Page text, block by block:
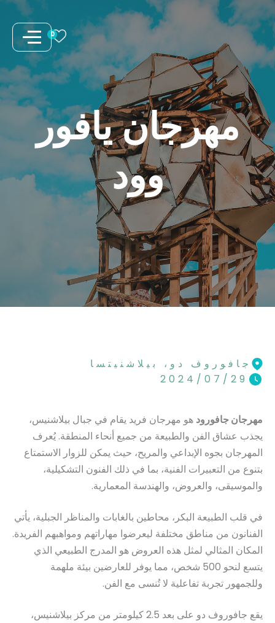
انتقل
إلى
المحتوى
0
مهرجانيافور
وود
جافوروف دو، بيلاشنيتسا
2024/07/29
مهرجان جافورود هو مهرجان فريد يقام في جبال بيلاشنيس،
يجذب عشاق الفن والطبيعة من جميع أنحاء المنطقة. يُعرف
المهرجان بجوه الإبداعي والمريح، حيث يمكن للزوار الاستمتاع
بتنوع من التعبيرات الفنية، بما في ذلك الفنون التشكيلية،
والموسيقى، والعروض، والهندسة المعمارية.
في قلب الطبيعة البكر، محاطين بالغابات والمناظر الجبلية، يأتي
الفنانون من مناطق مختلفة ليعرضوا مهاراتهم ومواهبهم الفريدة.
المكان المثالي لمثل هذه العروض هو المدرج الطبيعي الذي
يتسع لنحو 500 شخص، مما يوفر للعارضين بيئة ملهمة
وللجمهور تجربة تفاعلية لا تُنسى مع الفن.
يقع جافوروف دو على بعد 2.5 كيلومتر من مركز بيلاشنيس،